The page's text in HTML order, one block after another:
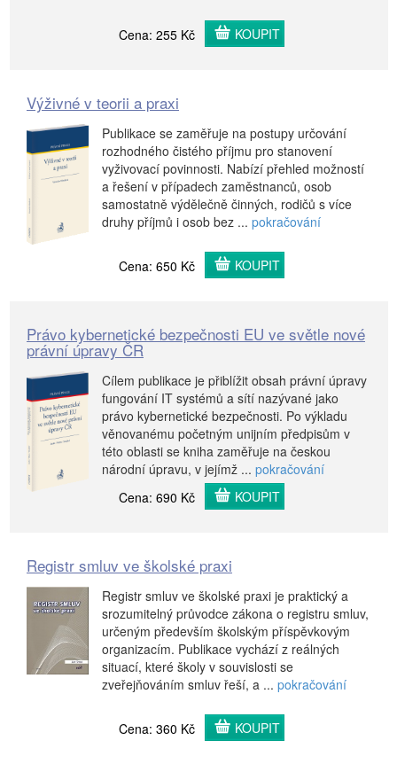
Cena: 255 Kč KOUPIT
Výživné v teorii a praxi
Publikace se zaměřuje na postupy určování
rozhodného čistého příjmu pro stanovení
vyživovací povinnosti. Nabízí přehled možností
a řešení v případech zaměstnanců, osob
samostatně výdělečně činných, rodičů s více
druhy příjmů i osob bez ... pokračování
Cena: 650 Kč KOUPIT
Právo kybernetické bezpečnosti EU ve světle nové
právní úpravy ČR
Cílem publikace je přiblížit obsah právní úpravy
fungování IT systémů a sítí nazývané jako
právo kybernetické bezpečnosti. Po výkladu
věnovanému početným unijním předpisům v
této oblasti se kniha zaměřuje na českou
národní úpravu, v jejímž ... pokračování
Cena: 690 Kč
KOUPIT
Registr smluv ve školské praxi
Registr smluv ve školské praxi je praktický a
srozumitelný průvodce zákona o registru smluv,
určeným především školským příspěvkovým
organizacím. Publikace vychází z reálných
situací, které školy v souvislosti se
zveřejňováním smluv řeší, a ... pokračování
Cena: 360 Kč KOUPIT